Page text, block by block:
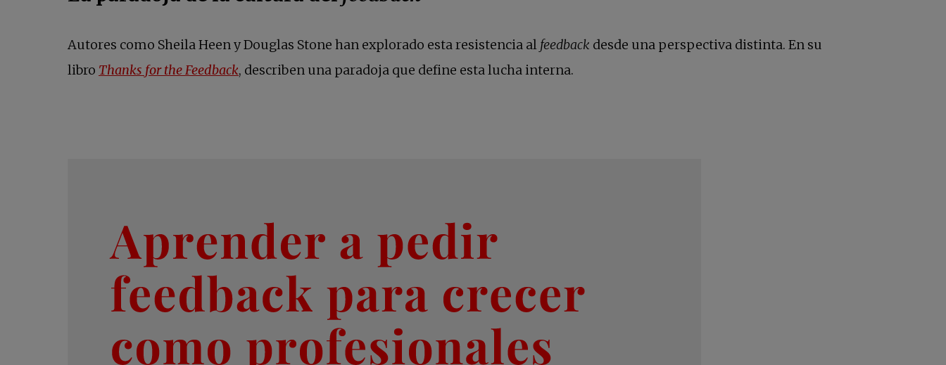
Autores como Sheila Heen y Douglas Stone han explorado esta resistencia al feedback desde una perspectiva distinta. En su
libro Thanks for the Feedback se abre en una pestaña nueva
, describen una paradoja que define esta lucha interna.